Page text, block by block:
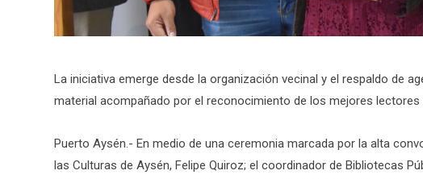
La iniciativa emerge desde la organización vecinal y el respaldo de
material acompañado por el reconocimiento de los mejores lectores
Puerto Aysén.- En medio de una ceremonia marcada por la alta
las Culturas de Aysén, Felipe Quiroz; el coordinador de Bibliotecas